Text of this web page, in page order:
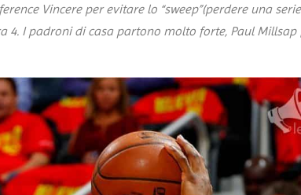
Vincere per evitare lo “sweep”(perdere una
I padroni di casa partono molto forte, Paul Millsap